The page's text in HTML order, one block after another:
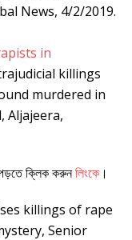
News, 4/2/2019.
in
killings
murdered in
Aljajeera,
ক্লিক করুনলিংকে ।
killings of rape
Senior